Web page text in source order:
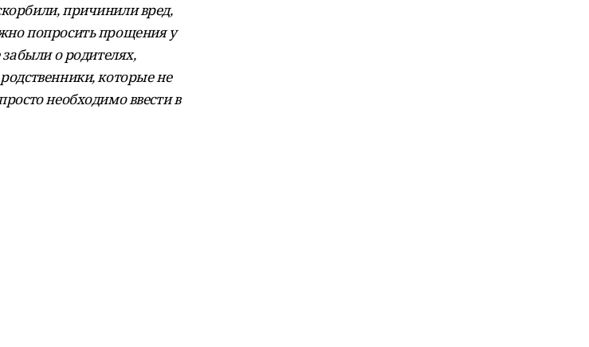
причинили вред,
попросить прощения у
о родителях,
которые не
необходимо ввести в